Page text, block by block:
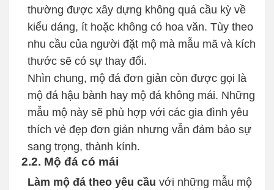
thường được xây dựng không quá cầu kỳ về
kiểu dáng, ít hoặc không có hoa văn. Tùy theo
nhu cầu của người đặt mộ mà mẫu mã và kích
thước sẽ có sự thay đổi.
Nhìn chung, mộ đá đơn giản còn được gọi là
mộ đá hậu bành hay mộ đá không mái. Những
mẫu mộ này sẽ phù hợp với các gia đình yêu
thích vẻ đẹp đơn giản nhưng vẫn đảm bảo sự
sang trọng, thành kính.
2.2. Mộ đá có mái
Làm mộ đá theo yêu cầu với những mẫu mộ